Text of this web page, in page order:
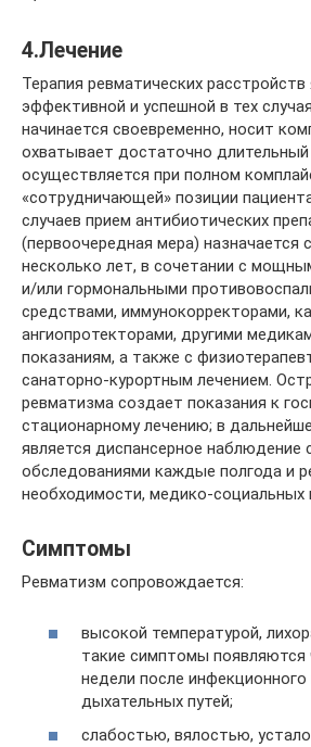
4.Лечение
Терапия ревматических расстройств
эффективной и успешной в тех
начинается своевременно, носит
охватывает достаточно
осуществляется при полном
«сотрудничающей» позиции
случаев прием антибиотических
(первоочередная мера) назначается
несколько лет, в сочетании с
и/или гормональными
средствами, иммунокорректорами,
ангиопротекторами, другими
показаниям, а также с
санаторно-курортным лечением.
ревматизма создает показания к
стационарному лечению; в
является диспансерное наблюдение
обследованиями каждые полгода и
необходимости, медико-социальных
Симптомы
Ревматизм сопровождается:
высокой температурой,
такие симптомы появляются
недели после
дыхательных путей;
слабостью, вялостью,